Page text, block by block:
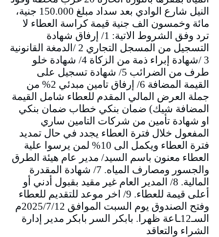
النيل شارع الوادي بعد سداد مبلغ 150.000 جنية،
مائة وخمسون الف جنية قيمة كراسة العطاء لا
ترد وفق الشروط الاتية: 1/ إرفاق شهادة
التسجيل من المسجل التجاري 2 /الدمغة القانونية
3 /شهادة إبراء ذمة من الزكاة 4/ شهادة خلو
طرف من الضرائب 5/ شهادة تسجيل على
القيمة المضافة 6/ إرفاق تامين مبدئي 2% من
جملة العرض المالي المقدم للعطاء شامل القيمة
المضافة شيك) ضمان بنكي خطاب ضمان بنكي
او شهادة تأمين من شركات التامين ساري
المفعول خلال فترة العطاء يجدد في حال تمديد
فترة العطاء ويكمل الى 10% لمن يرسوا علية
العطاء معنون باسم السيد/ مدير عام هيئة الطرق
والجسور ومصارف المياه. 7/ شهادة المقدرة
المالية. 8/ المدير العام غير مقيد بقبول أدني أو
أعلى قيمة للعطاء. 9/ اخر موعد للتقديم للعطاء
وفتح الصندوق يوم السبت الموافق 2025/7/12م
السـ12ـاعة ظهرا. بابكر السر بابكر مدير إدارة
الشراء والتعاقد